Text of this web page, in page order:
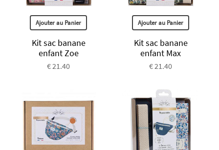
Ajouter au Panier
Kit sac banane
enfant Zoe
€ 21.40
Ajouter au Panier
Kit sac banane
enfant Max
€ 21.40